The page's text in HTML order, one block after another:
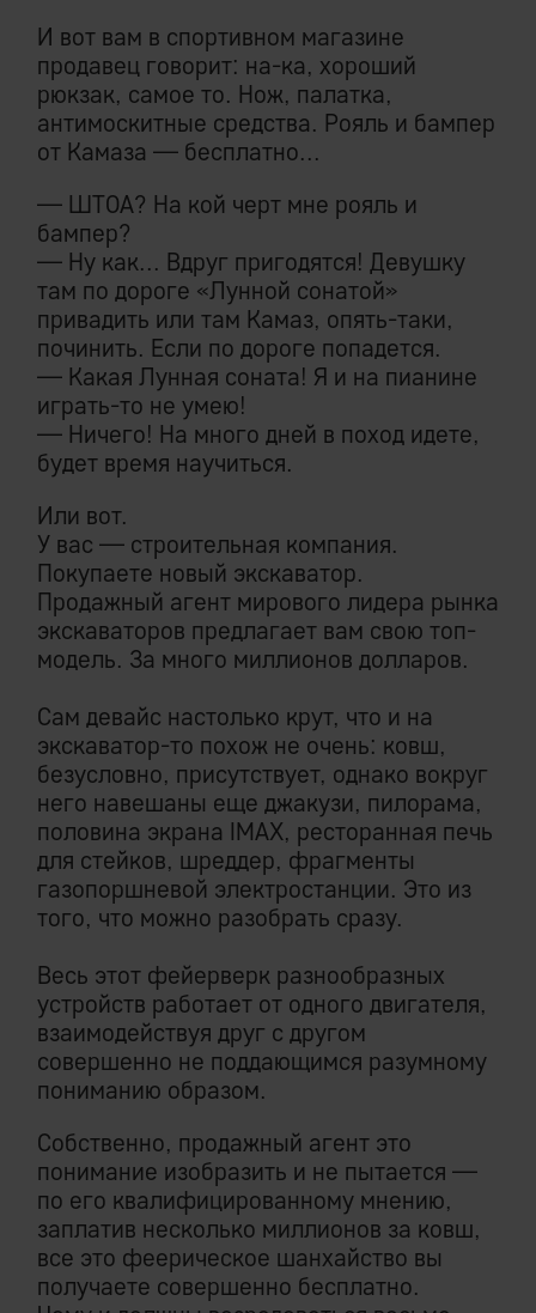
И вот вам в спортивном магазине
продавец говорит: на-ка, хороший
рюкзак, самое то. Нож, палатка,
антимоскитные средства. Рояль и бампер
от Камаза — бесплатно...
— ШТОА? На кой черт мне рояль и
бампер?
— Ну как... Вдруг пригодятся! Девушку
там по дороге «Лунной сонатой»
привадить или там Камаз, опять-таки,
починить. Если по дороге попадется.
— Какая Лунная соната! Я и на пианине
играть-то не умею!
— Ничего! На много дней в поход идете,
будет время научиться.
Или вот.
У вас — строительная компания.
Покупаете новый экскаватор.
Продажный агент мирового лидера рынка
экскаваторов предлагает вам свою топ-
модель. За много миллионов долларов.
Сам девайс настолько крут, что и на
экскаватор-то похож не очень: ковш,
безусловно, присутствует, однако вокруг
него навешаны еще джакузи, пилорама,
половина экрана IMAX, ресторанная печь
для стейков, шреддер, фрагменты
газопоршневой электростанции. Это из
того, что можно разобрать сразу.
Весь этот фейерверк разнообразных
устройств работает от одного двигателя,
взаимодействуя друг с другом
совершенно не поддающимся разумному
пониманию образом.
Собственно, продажный агент это
понимание изобразить и не пытается —
по его квалифицированному мнению,
заплатив несколько миллионов за ковш,
все это феерическое шанхайство вы
получаете совершенно бесплатно.